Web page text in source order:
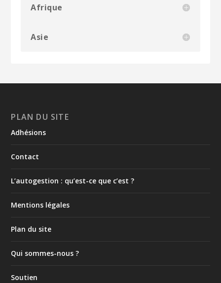
Afrique
Asie
PLAN DU SITE
Adhésions
Contact
L’autogestion : qu’est-ce que c’est ?
Mentions légales
Plan du site
Qui sommes-nous ?
Soutien